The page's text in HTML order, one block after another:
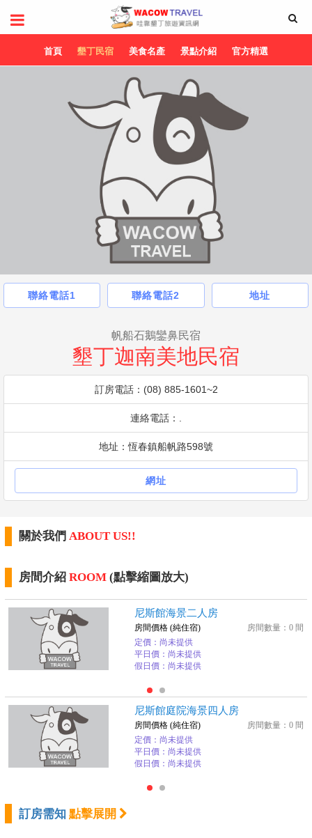
首頁 墾丁民宿 美食名產 景點介紹 官方精選
聯絡電話1 聯絡電話2 地址
帆船石鵝鑾鼻民宿
墾丁迦南美地民宿
訂房電話：(08) 885-1601~2
連絡電話：.
地址：恆春鎮船帆路598號
網址
關於我們 ABOUT US!!
房間介紹 ROOM (點擊縮圖放大)
尼斯館海景二人房
房間數量：0 間
房間價格 (純住宿)
定價：尚未提供
平日價：尚未提供
假日價：尚未提供
尼斯館庭院海景四人房
房間數量：0 間
房間價格 (純住宿)
定價：尚未提供
平日價：尚未提供
假日價：尚未提供
訂房需知 點擊展開